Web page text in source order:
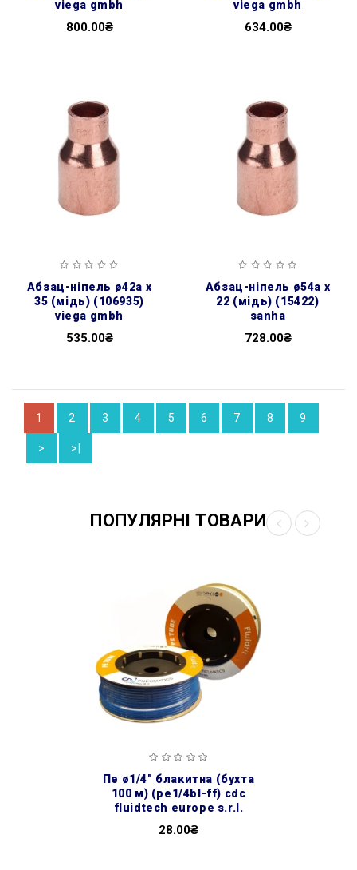
viega gmbh
800.00₴
viega gmbh
634.00₴
абзац-ніпель ø42а х
35 (мідь) (106935)
viega gmbh
535.00₴
абзац-ніпель ø54а х
22 (мідь) (15422)
sanha
728.00₴
1 2 3 4 5 6 7 8 9
> >|
ПОПУЛЯРНІ ТОВАРИ
пе ø1/4″ блакитна (бухта
100 м) (pe1/4bl-ff) cdc
fluidtech europe s.r.l.
28.00₴